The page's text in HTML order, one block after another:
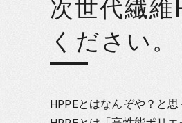
次世代繊
ください。
HPPEとはなんぞや？と